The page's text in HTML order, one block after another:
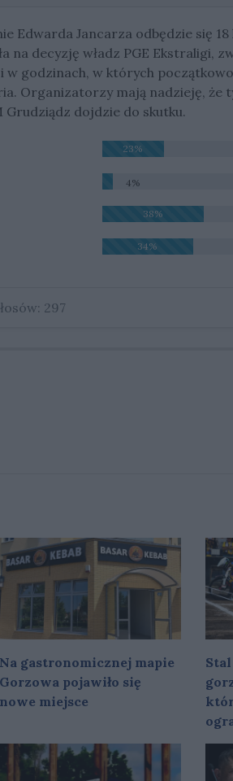
Edwarda Jancarza odbędzie się
na decyzję władz PGE Ekstraligi,
w godzinach, w których
Organizatorzy mają nadzieję, że
Grudziądz dojdzie do skutku.
23%
4%
38%
34%
297
Na gastronomicznej mapie
Gorzowa pojawiło się
nowe miejsce